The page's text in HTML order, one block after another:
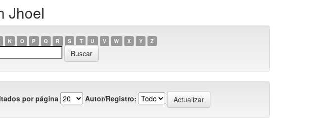
Jhoel
N O P Q R S T U V W X Y Z
por página Autor/Registro: